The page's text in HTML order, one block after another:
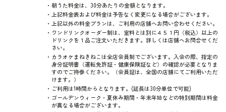
朝うた料金は、30分あたりの金額となります。
上記料金表および料金は予告なく変更になる場合がございます。
上記以外の料金プランは、ご利用の店舗へお問い合わせください。
ワンドリンクオーダー制は、室料とは別に４５１円（税込）以上の
ドリンクを１品ご注文いただきます。詳しくは店舗へお問合せくだ
さい。
カラオケまねきねこは全店会員制でございます。入会の際、指定の
身分証明書（運転免許証・健康保険証など）の確認が必要となりま
すのでご持参ください。（会員証は、全国の店舗にてご利用いただ
けます。）
ご利用は1時間からとなります。(延長は30分単位で可能)
ゴールデンウィーク・夏休み期間・年末年始などの特別期間は料金
が異なる場合がございます。